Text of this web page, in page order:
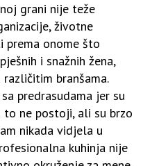
grani nije teže
životne
prema onome što
i snažnih žena,
branšama.
predrasudama jer su
to ne postoji, ali su brzo
nikada vidjela u
kuhinja nije